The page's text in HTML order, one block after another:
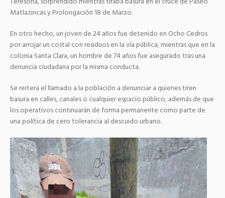
Matlazincas y Prolongación 18 de Marzo.
En otro hecho, un joven de 24 años fue detenido en Ocho Cedros
por arrojar un costal con residuos en la vía pública; mientras que en la
colonia Santa Clara, un hombre de 74 años fue asegurado tras una
denuncia ciudadana por la misma conducta.
Se reitera el llamado a la población a denunciar a quienes tiren
basura en calles, canales o cualquier espacio público, además de que
los operativos continuarán de forma permanente como parte de
una política de cero tolerancia al descuido urbano.